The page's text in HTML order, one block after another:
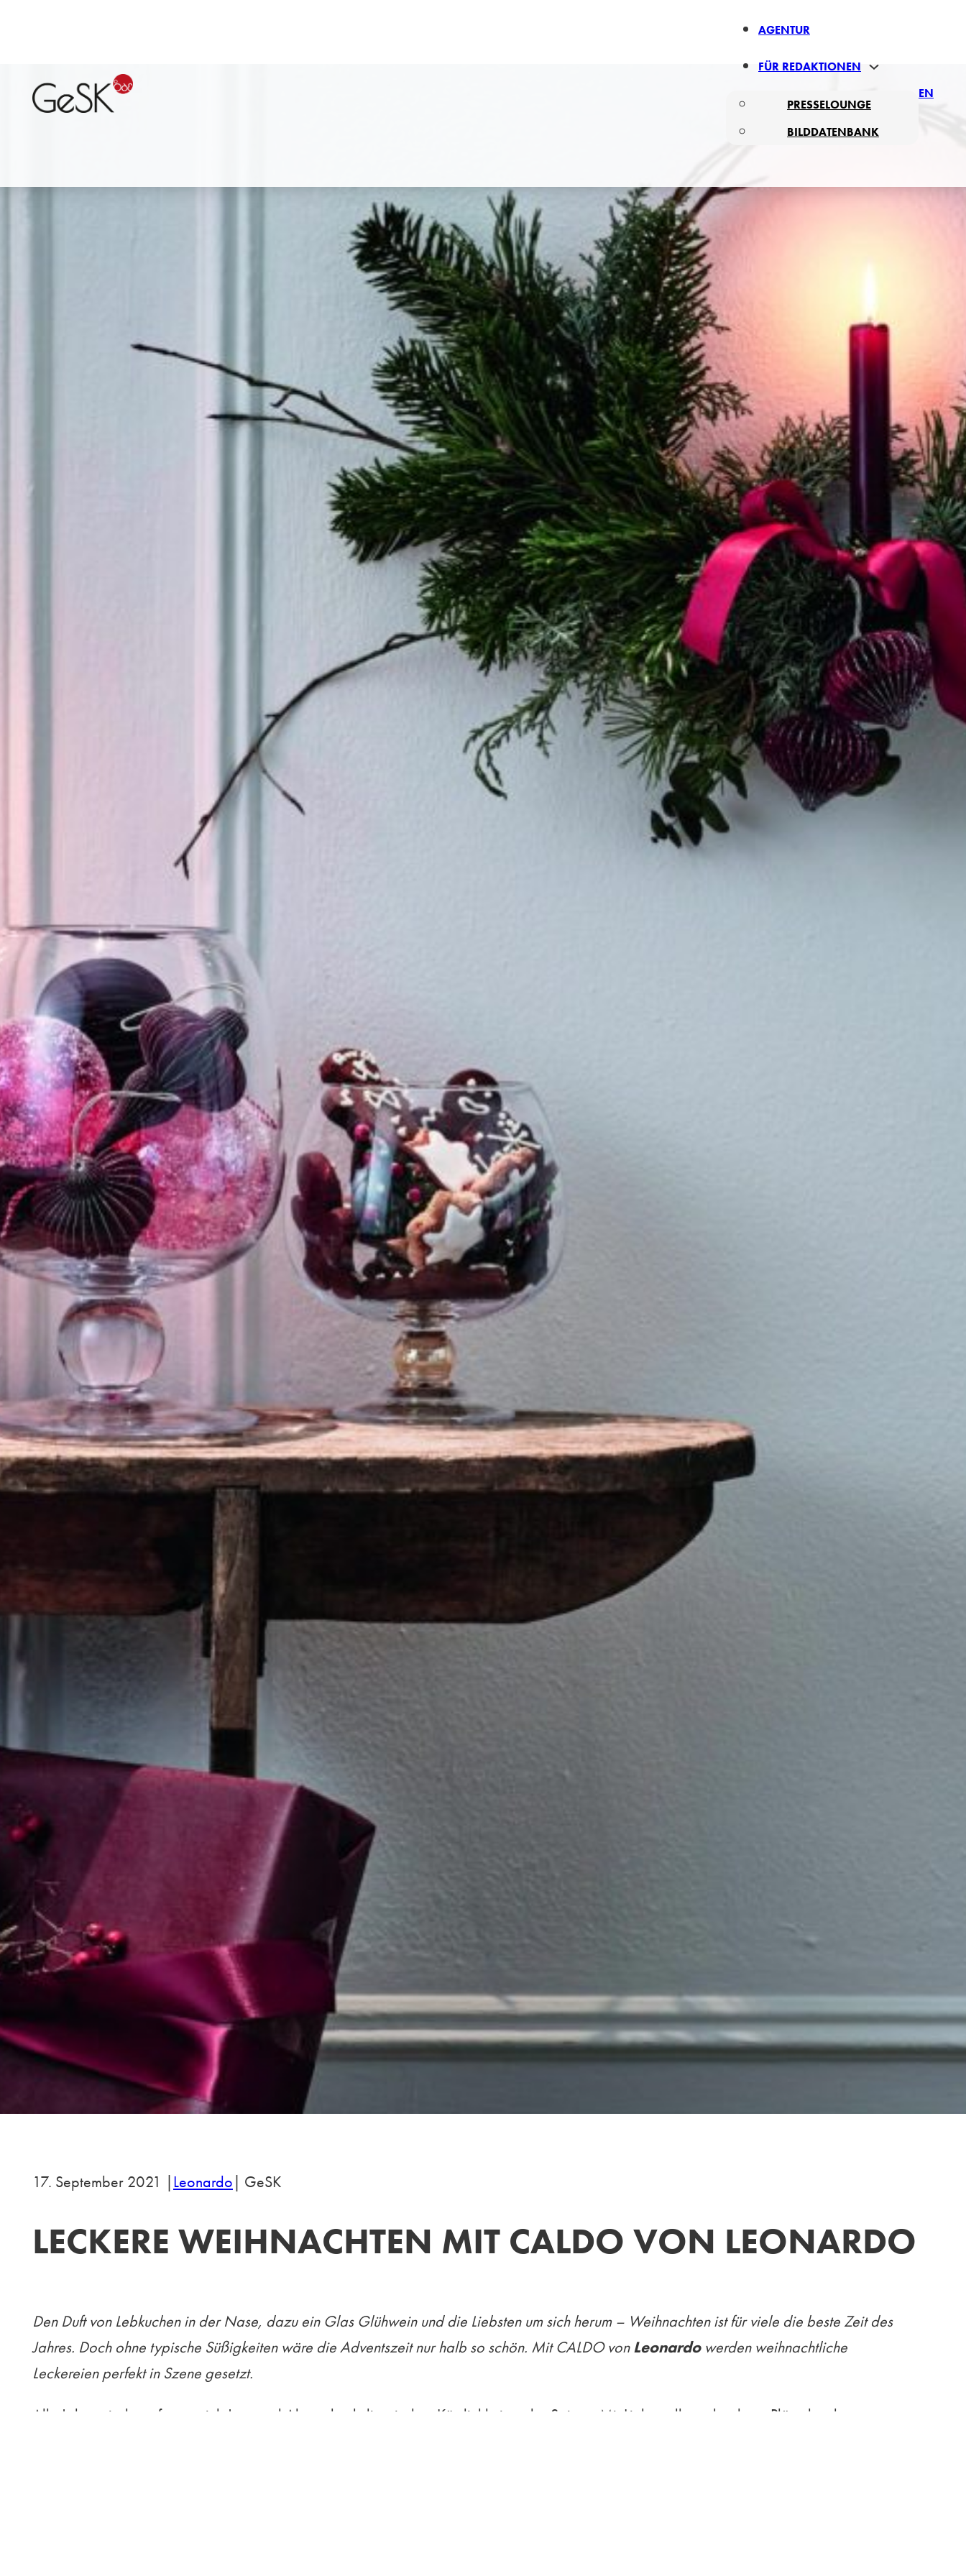
AGENTUR
FÜR REDAKTIONEN
PRESSELOUNGE
BILDDATENBANK
EN
17. September 2021 |Leonardo| GeSK
LECKERE WEIHNACHTEN MIT CALDO VON LEONARDO
Den Duft von Lebkuchen in der Nase, dazu ein Glas Glühwein und die Liebsten um sich herum – Weihnachten ist für viele die beste Zeit des
Jahres. Doch ohne typische Süßigkeiten wäre die Adventszeit nur halb so schön. Mit CALDO vonLeonardowerden weihnachtliche
Leckereien perfekt in Szene gesetzt.
Alle Jahre wieder erfreuen sich Jung und Alt an den kulinarischen Köstlichkeiten der Saison. Mit Liebe selbstgebackene Plätzchen kommen